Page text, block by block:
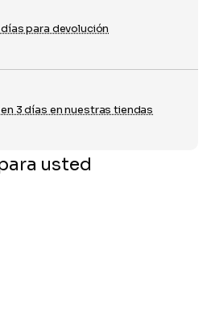
para devolución
3 días en nuestras tiendas
usted